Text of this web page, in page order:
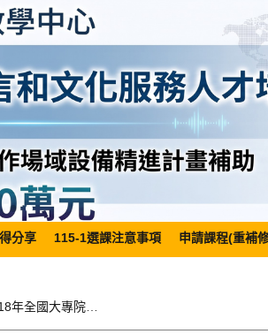
分享 115-1選課注意事項 申請課程(重補